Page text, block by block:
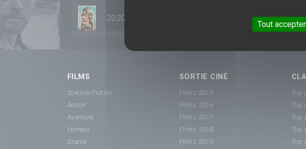
2020
FILMS
Science-Fiction
Action
Aventure
Horreur
Drame
SORTIE CINÉ
Films 2015
Films 2016
Films 2017
Films 2018
Films 2019
Top
Top
Top
Top
Top
Tout accepter